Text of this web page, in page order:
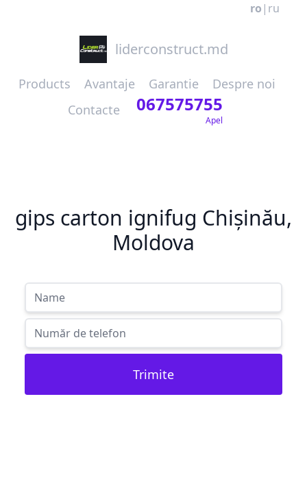
ro | ru
liderconstruct.md
Products Avantaje Garantie
Despre noi
Contacte
067575755
Apel
gips carton ignifug Chișinău,
Moldova
Trimite